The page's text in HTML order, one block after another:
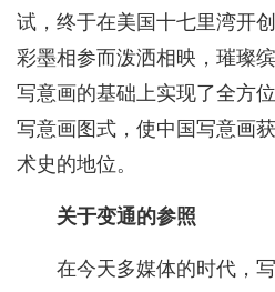
试，终于在美国十七里湾开
彩墨相参而泼洒相映，璀璨
写意画的基础上实现了全方
写意画图式，使中国写意画
术史的地位。
关于变通的参照
在今天多媒体的时代，